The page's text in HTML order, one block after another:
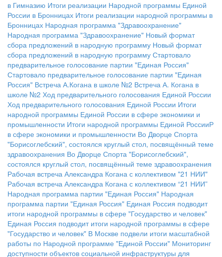
в Гимназию Итоги реализации Народной программы Единой
России в Бронницах Итоги реализации народной программы в
Бронницах Народная программа "Здравоохранение"
Народная программа "Здравоохранение" Новый формат
сбора предложений в народную программу Новый формат
сбора предложений в народную программу Стартовало
предварительное голосование партии "Единая Россия"
Стартовало предварительное голосование партии "Единая
Россия" Встреча А.Когана в школе №2 Встреча А. Когана в
школе №2 Ход предварительного голосования Единой России
Ход предварительного голосования Единой России Итоги
народной программы Единой России в сфере экономики и
промышленности Итоги народной программы Единой РоссииР
в сфере экономики и промышленности Во Дворце Спорта
"Борисоглебский", состоялся круглый стол, посвящённый теме
здравоохранения Во Дворце Спорта "Борисоглебский",
состоялся круглый стол, посвящённый теме здравоохранения
Рабочая встреча Александра Когана с коллективом "21 НИИ"
Рабочая встреча Александра Когана с коллективом “21 НИИ”
Народная программа партии "Единая Россия" Народная
программа партии "Единая Россия" Единая Россия подводит
итоги народной программы в сфере "Государство и человек"
Единая Россия подводит итоги народной программы в сфере
"Государство и человек" В Москве подвели итоги масштабной
работы по Народной программе "Единой России" Мониторинг
доступности объектов социальной инфраструктуры для